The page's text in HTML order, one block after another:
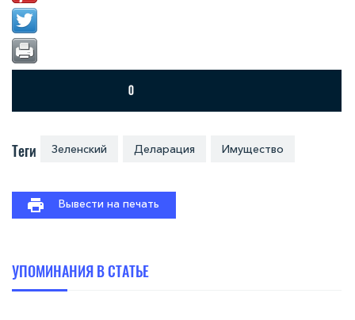
Теги Зеленский Деларация Имущество
Вывести на печать
УПОМИНАНИЯ В СТАТЬЕ